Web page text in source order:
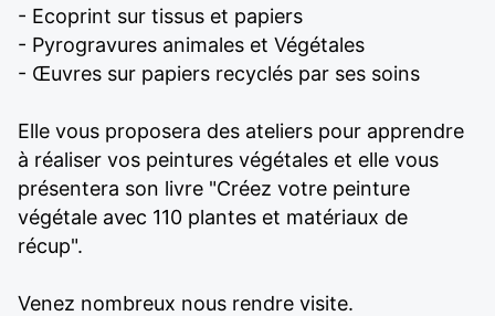
- Ecoprint sur tissus et papiers
- Pyrogravures animales et Végétales
- Œuvres sur papiers recyclés par ses soins
Elle vous proposera des ateliers pour apprendre
à réaliser vos peintures végétales et elle vous
présentera son livre "Créez votre peinture
végétale avec 110 plantes et matériaux de
récup".
Venez nombreux nous rendre visite.